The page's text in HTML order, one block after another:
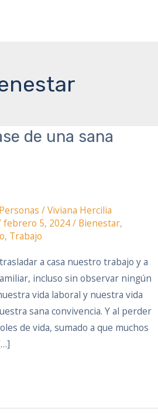
de una sana
Personas /Viviana Hercilia
febrero 5, 2024/ Bienestar,
, Trabajo
a casa nuestro trabajo y a
incluso sin observar ningún
vida laboral y nuestra vida
sana convivencia. Y al perder
de vida, sumado a que muchos